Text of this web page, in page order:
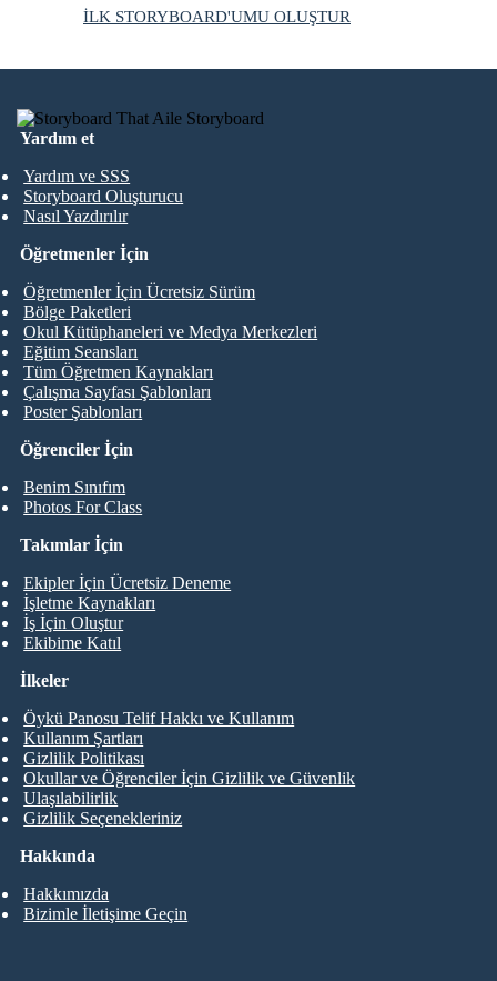
İLK STORYBOARD'UMU OLUŞTUR
Yardım et
Yardım ve SSS
Storyboard Oluşturucu
Nasıl Yazdırılır
Öğrenciler İçin
Benim Sınıfım
Photos For Class
Öğretmenler İçin
Öğretmenler İçin Ücretsiz Sürüm
Bölge Paketleri
Okul Kütüphaneleri ve Medya Merkezleri
Eğitim Seansları
Tüm Öğretmen Kaynakları
Çalışma Sayfası Şablonları
Poster Şablonları
Takımlar İçin
Ekipler İçin Ücretsiz Deneme
İşletme Kaynakları
İş İçin Oluştur
Ekibime Katıl
Hakkında
Hakkımızda
Bizimle İletişime Geçin
İlkeler
Öykü Panosu Telif Hakkı ve Kullanım
Kullanım Şartları
Gizlilik Politikası
Okullar ve Öğrenciler İçin Gizlilik ve Güvenlik
Ulaşılabilirlik
Gizlilik Seçenekleriniz